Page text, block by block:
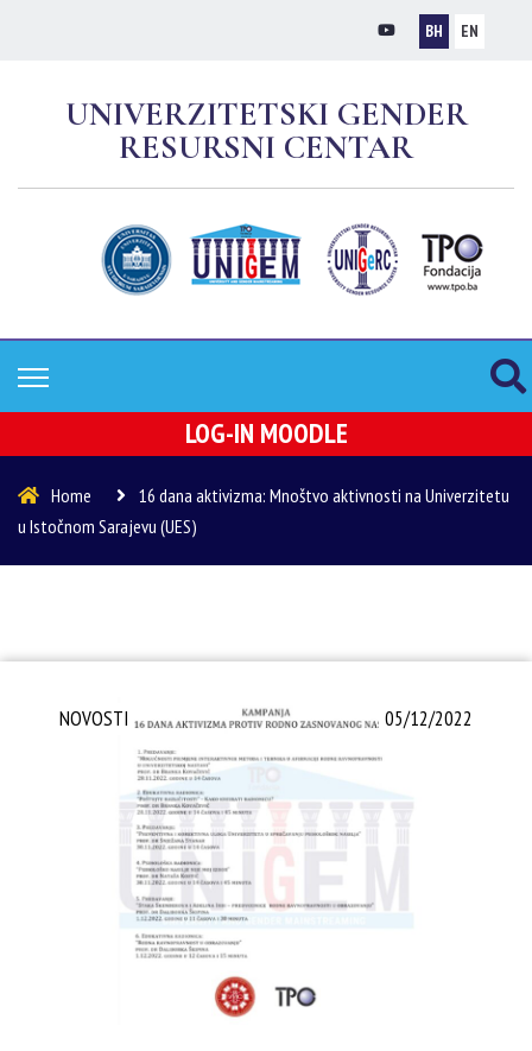
BH EN
UNIVERZITETSKI GENDER
RESURSNI CENTAR
LOG-IN MOODLE
Home
16 dana aktivizma: Mnoštvo aktivnosti na Univerzitetu
u Istočnom Sarajevu (UES)
05/12/2022
NOVOSTI